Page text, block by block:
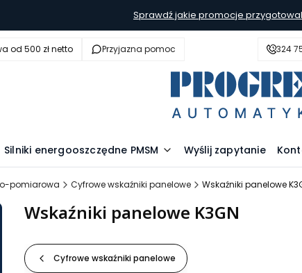
Sprawdź jakie promocje
od 500 zł netto Przyjazna pomoc 324
Silniki energooszczędne PMSM Wyślij zapytanie
pomiarowa Cyfrowe wskaźniki panelowe Wskaźniki panelowe
Wskaźniki panelowe K3GN
Cyfrowe wskaźniki panelowe